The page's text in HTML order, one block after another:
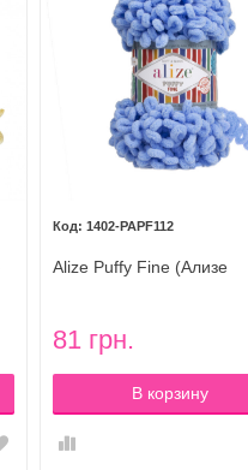
1402-PAPF112
Alize Puffy Fine (Ализе
81 грн.
В корзину